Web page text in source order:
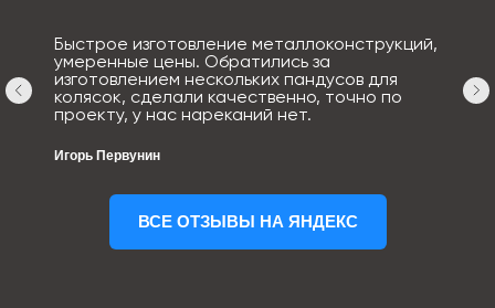
Быстрое изготовление металлоконструкций,
умеренные цены. Обратились за
изготовлением нескольких пандусов для
колясок, сделали качественно, точно по
проекту, у нас нареканий нет.
Игорь Первунин
ВСЕ ОТЗЫВЫ НА ЯНДЕКС